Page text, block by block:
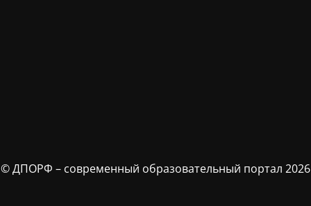
© ДПОРФ – современный образовательный портал 2026